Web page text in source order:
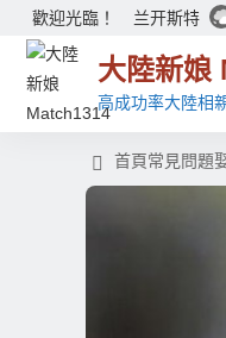
歡迎光臨！ 兰开斯特
大陸新娘
高成功率大陸相
首頁常見問題